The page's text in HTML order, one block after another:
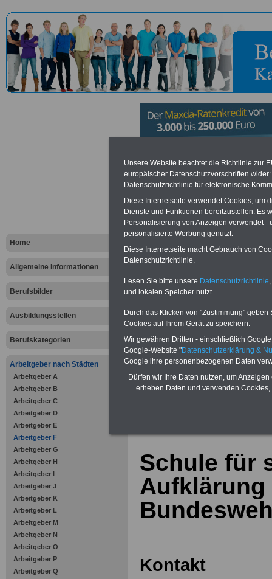
Home
Allgemeine Informationen
Berufsbilder
Ausbildungsstellen
Berufskategorien
Arbeitgeber nach Städten
Arbeitgeber A
Arbeitgeber B
Arbeitgeber C
Arbeitgeber D
Arbeitgeber E
Arbeitgeber F
Arbeitgeber G
Arbeitgeber H
Arbeitgeber I
Arbeitgeber J
Arbeitgeber K
Arbeitgeber L
Arbeitgeber M
Arbeitgeber N
Arbeitgeber O
Arbeitgeber P
Arbeitgeber Q
Schule für
Aufklärung
Vorteile für den öffentlichen
Vergleichen und sparen
Berufsunfähigkeitsabsicherung-
Krankenzusatzversicherung
Krankenkassen-
Zahnzusatzversicherung
Krankenversicherung
Schule für
Aufklärung
Kontakt
Unsere Website beachtet die Richtlinie zur
europäischer Datenschutzvorschriften
Datenschutzrichtlinie für elektronische
Diese Internetseite verwendet Cookies, um
Dienste und Funktionen bereitzustellen. Es
Personalisierung von Anzeigen verwendet
personalisierte Werbung genutzt.
Diese Internetseite macht Gebrauch von
Datenschutzrichtlinie.
Lesen Sie bitte unsere Datenschutzrichtlinie
und lokalen Speicher nutzt.
Durch das Klicken von "Zustimmung"
Cookies auf Ihrem Gerät zu speichern.
Wir gewähren Dritten - einschließlich
Google-Website "Datenschutzerklärung &
Google ihre personenbezogenen Daten
Dürfen wir Ihre Daten nutzen, um
erheben Daten und verwenden